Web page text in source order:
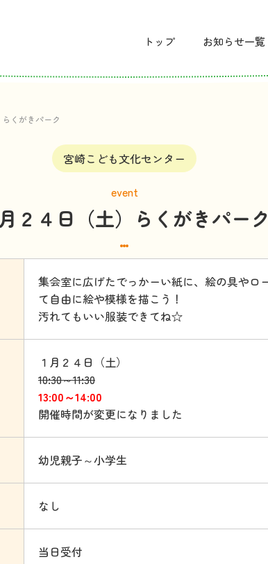
トップ お知らせ一覧
くがきパーク
宮崎こども文化センター
event
２４日（土）らくがきパーク
集会室に広げたでっかーい紙に、絵の具やロ
て自由に絵や模様を描こう！
汚れてもいい服装できてね☆
１月２４日（土）
10:30～11:30
13:00～14:00
開催時間が変更になりました
幼児親子～小学生
なし
当日受付